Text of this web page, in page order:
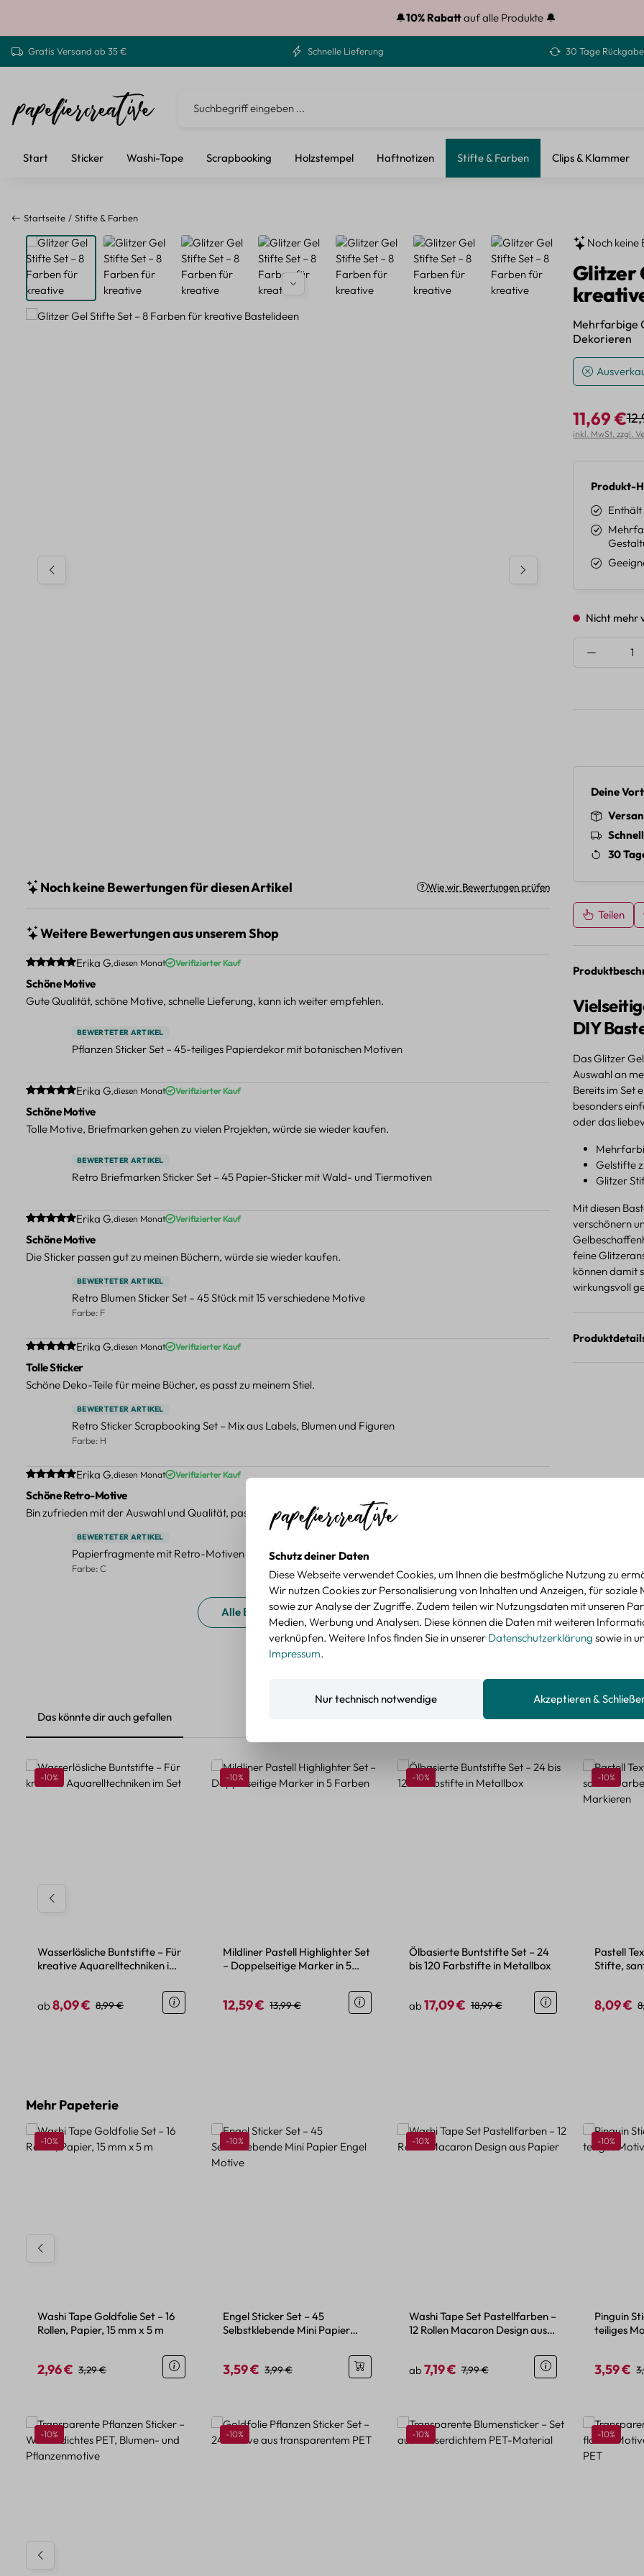
🔔10% Rabattauf alle Produkte 🔔
Gratis Versand ab 35 € Schnelle Lieferung 30 Tage
Start Sticker Washi-Tape Scrapbooking Holzstempel Haftnotizen Stifte & Farben Clips & Klammer
Startseite Stifte & Farben
Bildergalerie überspringen Noch keine
Glitzer
Mehrfarbige
Dekorieren
Verkaufspreis:
11,69 €
inkl. MwSt. zzgl.
Produkt-
Enthält
Nicht mehr
Deine
30
Teilen
DIY
Das Glitzer
Auswahl an
Bereits im Set
besonders
oder das
Gelstifte
Glitzer
Mit diesen
verschönern
feine
können damit
wirkungsvoll
Noch keine Bewertungen für diesen Artikel Wie wir Bewertungen prüfen
Weitere Bewertungen aus unserem Shop
Durchschnittliche Bewertung von 5 von 5 Sternen
Erika G.diesen Monat Verifizierter Kauf
Schöne Motive
Gute Qualität, schöne Motive, schnelle Lieferung, kann ich weiter empfehlen.
BEWERTETER ARTIKEL
Pflanzen Sticker Set – 45-teiliges Papierdekor mit botanischen Motiven
Durchschnittliche Bewertung von 5 von 5 Sternen
Erika G.diesen Monat Verifizierter Kauf
Schöne Motive
Tolle Motive, Briefmarken gehen zu vielen Projekten, würde sie wieder kaufen.
BEWERTETER ARTIKEL
Retro Briefmarken Sticker Set – 45 Papier-Sticker mit Wald- und Tiermotiven
Durchschnittliche Bewertung von 5 von 5 Sternen
Erika G.diesen Monat Verifizierter Kauf
Schöne Motive
Die Sticker passen gut zu meinen Büchern, würde sie wieder kaufen.
BEWERTETER ARTIKEL
Retro Blumen Sticker Set – 45 Stück mit 15 verschiedene Motive
Farbe: F
Durchschnittliche Bewertung von 5 von 5 Sternen
Erika G.diesen Monat Verifizierter Kauf
Tolle Sticker
Schöne Deko-Teile für meine Bücher, es passt zu meinem Stiel.
BEWERTETER ARTIKEL
Retro Sticker Scrapbooking Set – Mix aus Labels, Blumen und Figuren
Farbe: H
Durchschnittliche Bewertung von 5 von 5 Sternen
Erika G.diesen Monat Verifizierter Kauf
Schöne Retro-Motive
Bin zufrieden mit der Auswahl und Qualität, passt gut zu meinen Projekten.
BEWERTETER ARTIKEL
Papierfragmente mit Retro-Motiven – 40-teiliges Set für kreative Projekte
Farbe: C
Alle Bewertungen anzeigen
Das könnte dir auch gefallen
Produktgalerie überspringen
Rabatt
-10%
Wasserlösliche Buntstifte – Für
kreative Aquarelltechniken im
Verkaufspreis:
ab8,09 € Regulärer Preis:
8,99 €
Rabatt
-10%
Mildliner Pastell Highlighter Set
– Doppelseitige Marker in 5
Verkaufspreis:
12,59 € Regulärer Preis:
13,99 €
Rabatt
-10%
Ölbasierte Buntstifte Set – 24
bis 120 Farbstifte in Metallbox
Verkaufspreis:
ab17,09 € Regulärer Preis:
18,99 €
Rabatt
-10%
Pastell
Stifte,
8,09 €
Produktgalerie überspringen
Mehr Papeterie
Rabatt
-10%
Washi Tape Goldfolie Set – 16
Rollen, Papier, 15 mm x 5 m
Verkaufspreis:
2,96 € Regulärer Preis:
3,29 €
Rabatt
-10%
Engel Sticker Set – 45
Selbstklebende Mini Papier
Verkaufspreis:
3,59 € Regulärer Preis:
3,99 €
Rabatt
-10%
Washi Tape Set Pastellfarben –
12 Rollen Macaron Design aus
Verkaufspreis:
ab7,19 € Regulärer Preis:
7,99 €
Rabatt
-10%
Pinguin
teiliges
3,59 €
Produktgalerie überspringen
Rabatt
-10% Rabatt
-10% Rabatt
-10% Rabatt
-10%
Schutz deiner Daten
Diese Webseite verwendet Cookies, um Ihnen die bestmögliche Nutzung zu
Wir nutzen Cookies zur Personalisierung von Inhalten und Anzeigen, für soziale
sowie zur Analyse der Zugriffe. Zudem teilen wir Nutzungsdaten mit unseren
Medien, Werbung und Analysen. Diese können die Daten mit weiteren
verknüpfen. Weitere Infos finden Sie in unserer Datenschutzerklärung sowie in
Impressum.
Nur technisch notwendige Akzeptieren &